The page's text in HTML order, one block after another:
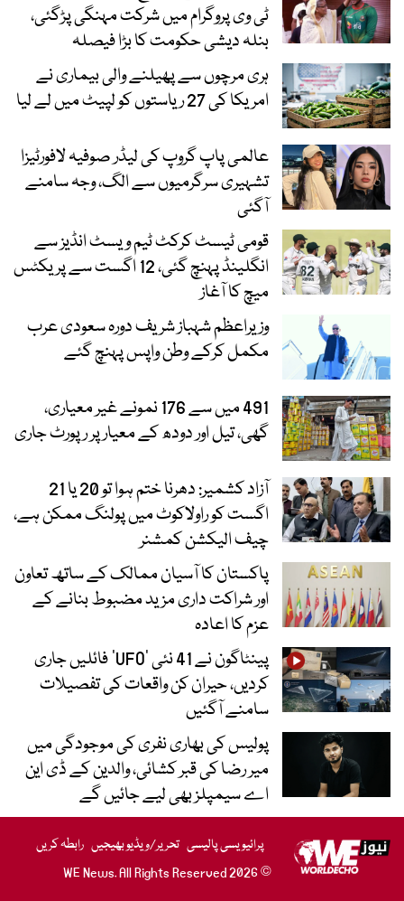
ٹی وی پروگرام میں شرکت مہنگی پڑگئی،
بنلہ دیشی حکومت کا بڑا فیصلہ
ہری مرچوں سے پھیلنے والی بیماری نے
امریکا کی 27 ریاستوں کو لپیٹ میں لے لیا
عالمی پاپ گروپ کی لیڈر صوفیہ لافورٹیزا
تشہیری سرگرمیوں سے الگ، وجہ سامنے
آگئی
قومی ٹیسٹ کرکٹ ٹیم ویسٹ انڈیز سے
انگلینڈ پہنچ گئی، 12 اگست سے پریکٹس
میچ کا آغاز
وزیراعظم شہباز شریف دورہ سعودی عرب
مکمل کرکے وطن واپس پہنچ گئے
491 میں سے 176 نمونے غیر معیاری،
گھی، تیل اور دودھ کے معیار پر رپورٹ جاری
آزاد کشمیر: دھرنا ختم ہوا تو 20 یا 21
اگست کو راولاکوٹ میں پولنگ ممکن ہے،
چیف الیکشن کمشنر
پاکستان کا آسیان ممالک کے ساتھ تعاون
اور شراکت داری مزید مضبوط بنانے کے
عزم کا اعادہ
پینٹاگون نے 41 نئی ’UFO‘ فائلیں جاری
کردیں، حیران کن واقعات کی تفصیلات
سامنے آگئیں
پولیس کی بھاری نفری کی موجودگی میں
میر رضا کی قبر کشائی، والدین کے ڈی این
اے سیمپلز بھی لیے جائیں گے
پرائیویسی پالیسی تحریر/ویڈیو بھیجیں رابطہ کریں
© 2026 WE News. All Rights Reserved